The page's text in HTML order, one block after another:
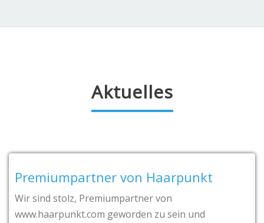
Aktuelles
Premiumpartner von Haarpunkt
Wir sind stolz, Premiumpartner von
www.haarpunkt.com geworden zu sein und